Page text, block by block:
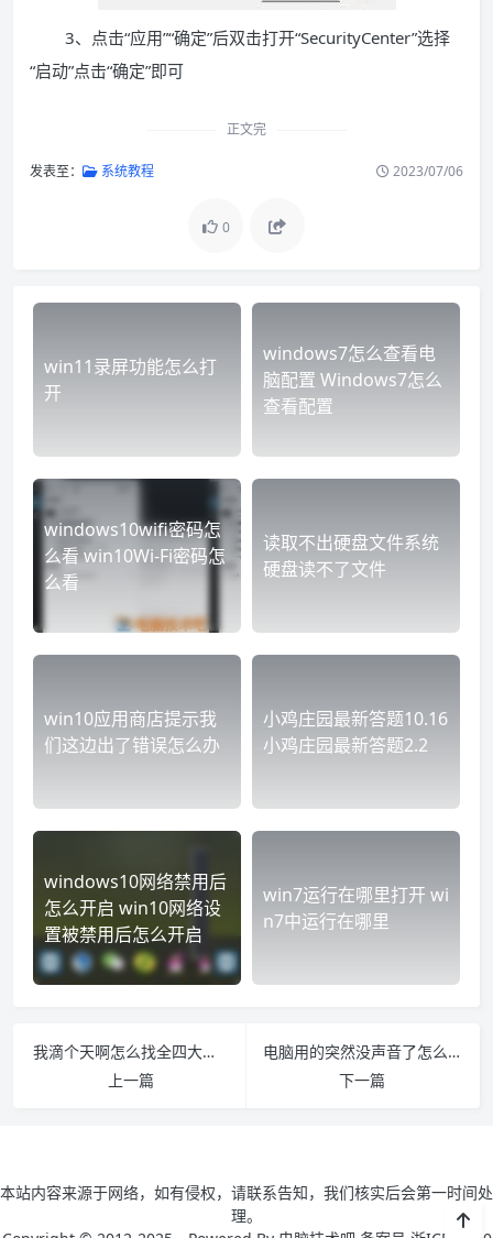
3、点击“应用”“确定”后双击打开“SecurityCenter”选择
“启动”点击“确定”即可
正文完
发表至： 系统教程 2023/07/06
0
win11录屏功能怎么打
开
windows7怎么查看电
脑配置 Windows7怎么
查看配置
windows10wifi密码怎
么看 win10Wi-Fi密码怎
么看
读取不出硬盘文件系统
硬盘读不了文件
win10应用商店提示我
们这边出了错误怎么办
小鸡庄园最新答题10.16
小鸡庄园最新答题2.2
windows10网络禁用后
怎么开启 win10网络设
置被禁用后怎么开启
win7运行在哪里打开 wi
n7中运行在哪里
我滴个天啊怎么找全四大美女
上一篇
电脑用的突然没声音了怎么办 电脑使用中突然没有声音了啥问题
下一篇
本站内容来源于网络，如有侵权，请联系告知，我们核实后会第一时间处
理。